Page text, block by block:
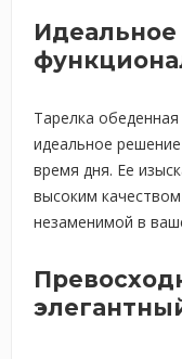
Идеальное
Тарелка
идеальное
время дня. Ее
высоким
незаменимой в